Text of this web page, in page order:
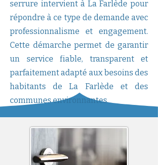
serrure intervient à La Farlède pour
répondre à ce type de demande avec
professionnalisme et engagement.
Cette démarche permet de garantir
un service fiable, transparent et
parfaitement adapté aux besoins des
habitants de La Farlède et des
communes environnantes.